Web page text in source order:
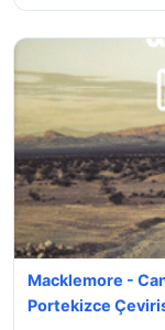
Macklemore -
Portekizce